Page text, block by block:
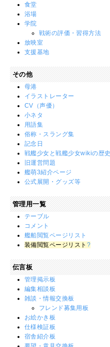
食堂
浴場
学院
戦術の評価・習得方法
放映室
支援基地
その他
母港
イラストレーター
CV（声優）
小ネタ
用語集
俗称・スラング集
記念日
戦艦少女と戦艦少女wikiの歴史
旧運営問題
艦萌3紹介ページ
公式展開・グッズ等
管理用一覧
テーブル
コメント
艦船閲覧ページリスト
装備閲覧ページリスト ?
伝言板
管理掲示板
編集相談板
雑談・情報交換板
フレンド募集用板
お絵かき板
仕様検証板
宿舎紹介板